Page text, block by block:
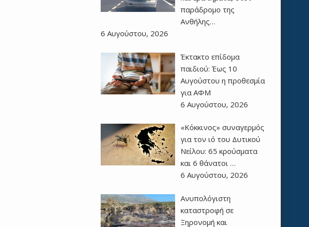
παράδρομο της
Ανθήλης…
6 Αυγούστου, 2026
Έκτακτο επίδομα
παιδιού: Έως 10
Αυγούστου η προθεσμία
για ΑΦΜ
6 Αυγούστου, 2026
«Κόκκινος» συναγερμός
για τον ιό του Δυτικού
Νείλου: 65 κρούσματα
και 6 θάνατοι …
6 Αυγούστου, 2026
Ανυπολόγιστη
καταστροφή σε
Ξηρονομή και